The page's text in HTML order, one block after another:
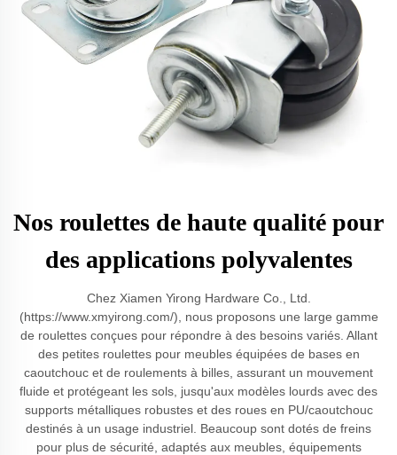
Nos roulettes de haute qualité pour
des applications polyvalentes
Chez Xiamen Yirong Hardware Co., Ltd.
(https://www.xmyirong.com/), nous proposons une large gamme
de roulettes conçues pour répondre à des besoins variés. Allant
des petites roulettes pour meubles équipées de bases en
caoutchouc et de roulements à billes, assurant un mouvement
fluide et protégeant les sols, jusqu'aux modèles lourds avec des
supports métalliques robustes et des roues en PU/caoutchouc
destinés à un usage industriel. Beaucoup sont dotés de freins
pour plus de sécurité, adaptés aux meubles, équipements